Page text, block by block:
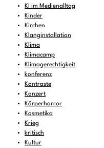
KI im Medienalltag
Kinder
Kirchen
Klanginstallation
Klima
Klimacamp
Klimagerechtigkeit
konferenz
Kontraste
Konzert
Körperhorror
Kosmetika
Krieg
kritisch
Kultur